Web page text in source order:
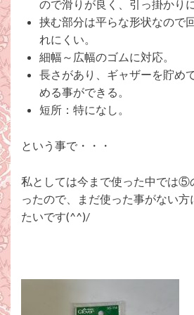
ので滑りが良く、引っ掛かり
挟む部分は平らな形状なので
れにくい。
細幅～広幅のゴムに対応。
長さがあり、ギャザーを貯め
める事ができる。
短所：特になし。
という事で・・・
私としては今まで使った中では⑤
ったので、まだ使った事がない方
たいです(^^)/